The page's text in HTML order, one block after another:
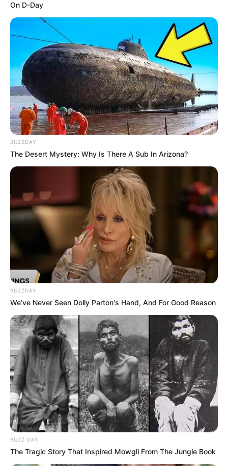
On D-Day
BUZZDAY
The Desert Mystery: Why Is There A Sub In Arizona?
BUZZDAY
We’ve Never Seen Dolly Parton's Hand, And For Good Reason
BUZZ DAY
The Tragic Story That Inspired Mowgli From The Jungle Book